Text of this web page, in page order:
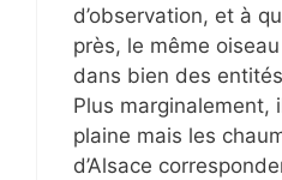
d’observation, et à
près, le même
dans bien des
Plus marginalement,
plaine mais les
d’Alsace